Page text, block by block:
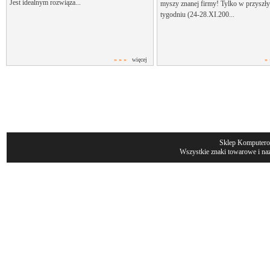
Jest idealnym rozwiąza...
» » » więcej
myszy znanej firmy! Tylko w
tygodniu (24-28.XI.200...
»
Sklep
Wszystkie znaki towarowe i